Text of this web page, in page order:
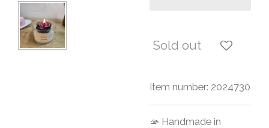
Sold out
Item number: 2024730
🫴 Handmade in